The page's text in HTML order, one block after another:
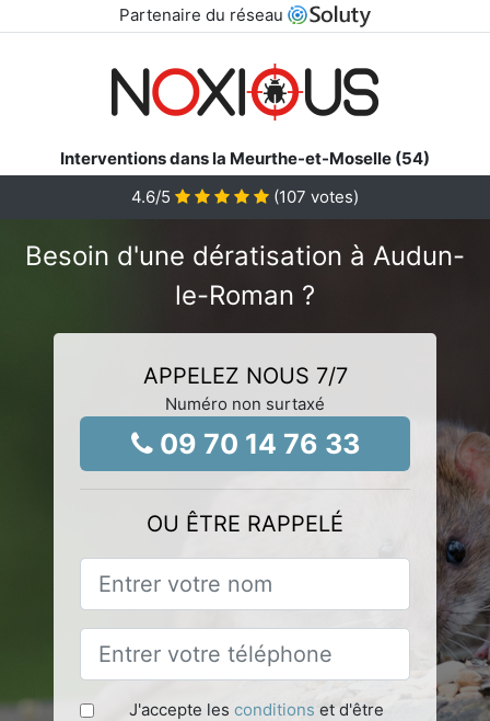
Partenaire du réseau
Interventions dans la Meurthe-et-Moselle (54)
4.6/5 (107 votes)
Besoin d'une dératisation à Audun-
le-Roman ?
APPELEZ NOUS 7/7
Numéro non surtaxé
09 70 14 76 33
OU ÊTRE RAPPELÉ
J'accepte les conditions et d'être